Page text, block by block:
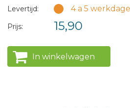
Levertijd: 4 a 5
Prijs: 15,90
In winkelwagen